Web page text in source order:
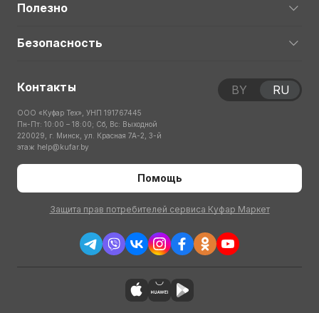
Полезно
Безопасность
Контакты
ООО «Куфар Тех», УНП 191767445
Пн-Пт: 10:00 – 18:00; Сб, Вс: Выходной
220029, г. Минск, ул. Красная 7А-2, 3-й
этаж help@kufar.by
Помощь
Защита прав потребителей сервиса Куфар Маркет
BY RU